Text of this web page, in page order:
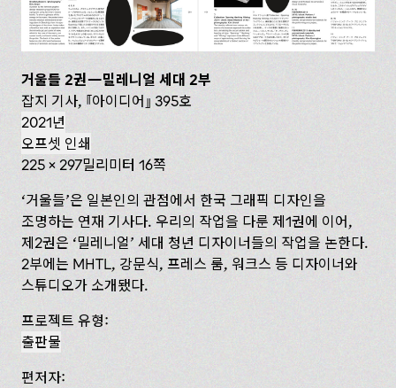
거울들 2권—밀레니얼 세대 2부
잡지 기사,
아이디어
395호
2021년
오프셋 인쇄
225 x 297밀리미터 16쪽
‘거울들’은 일본인의 관점에서 한국 그래픽 디자인을
조명하는 연재 기사다. 우리의 작업을 다룬 제1권에 이어,
제2권은 ‘밀레니얼’ 세대 청년 디자이너들의 작업을 논한다.
2부에는 MHTL, 강문식, 프레스 룸, 워크스 등 디자이너와
스튜디오가 소개됐다.
프로젝트 유형:
출판물
편저자: